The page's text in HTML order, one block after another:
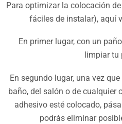
Para optimizar la colocación
fáciles de instalar), aquí
En primer lugar, con un
limpiar tu
En segundo lugar, una vez
baño, del salón o de cualquier
adhesivo esté colocado,
podrás eliminar